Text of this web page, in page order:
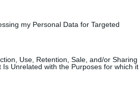
my Personal Data for Targeted
Use, Retention, Sale, and/or Sharing
Unrelated with the Purposes for which it